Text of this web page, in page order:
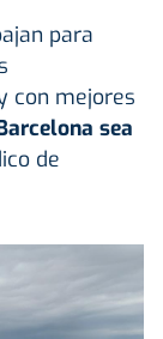
para
con mejores
sea
de